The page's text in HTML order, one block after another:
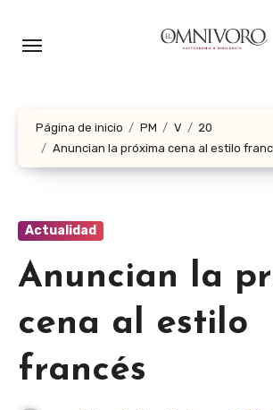
Página de inicio PM V
20
Anuncian la próxima cena al estilo
Actualidad
Anuncian la
cena al estilo
francés